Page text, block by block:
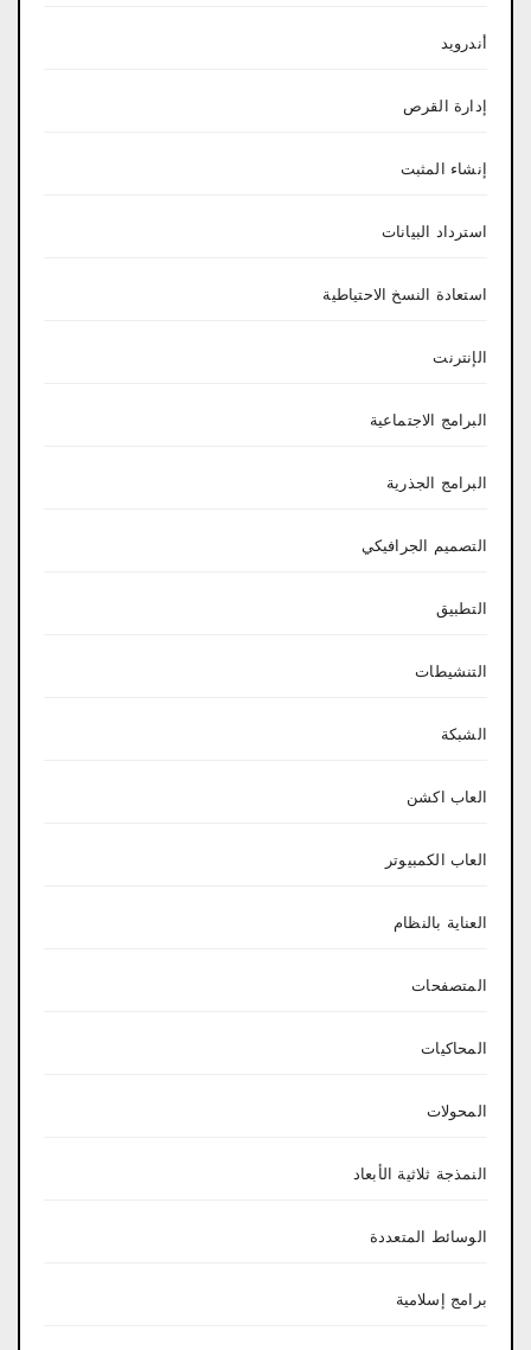
أندرويد
إدارة القرص
إنشاء المثبت
استرداد البيانات
استعادة النسخ الاحتياطية
الإنترنت
البرامج الاجتماعية
البرامج الجذرية
التصميم الجرافيكي
التطبيق
التنشيطات
الشبكة
العاب اكشن
العاب الكمبيوتر
العناية بالنظام
المتصفحات
المحاكيات
المحولات
النمذجة ثلاثية الأبعاد
الوسائط المتعددة
برامج إسلامية